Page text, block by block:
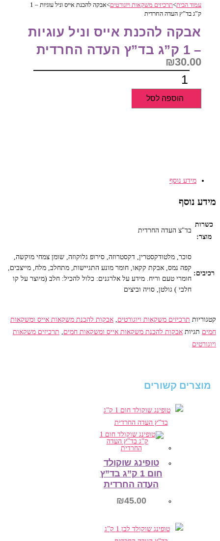
וניל
-
1
ק"ג
בד"ץ
העדה
עמוד הבית>תרכיזים משקאות ויוגורטים>
אבקה להכנת אייס וניל עוגיות – 1
ק”ג בד”ץ העדה החרדית
אבקה להכנת אייס וניל עוגיות
– 1 ק”ג בד”ץ העדה החרדית
₪30.00
כמות
של
אבקה
בד"ץ
הוספה לסל
מידע נוסף
מידע נוסף
כשרות
מוצר:
בד"צ העדה החרדית
רכיבים:
סוכר, מלטודקסטרין, דקסטרוזה, סירופ גלוקוזה, שומן צמחי מוקשה,
קפה נמס, אבקת קקאו, חומר מונע התגיישות, מתחלב, מלח, מייצבים,
חומרי טעם וריח. מידע על אלרגנים: כלול להכיל: חלב (מיוצר על קו
חלבי ) גולטן, סויה וביצים
קטגוריות תרכיזים משקאות ויוגורטים, אבקות להכנת משקאות אייס ומשקאות
חמים
תגיות אבקות להכנת משקאות אייס ומשקאות חמים,
תרכיזים משקאות
ויוגורטים
מוצרים קשורים
טופינג שוקולד
חום 1 ק”ג בד”ץ
העדה החרדית
₪45.00